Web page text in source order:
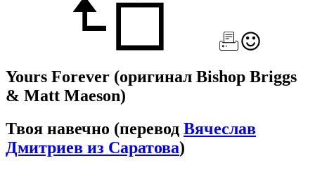
Yours Forever (оригинал Bishop Briggs
& Matt Maeson)
Твоя навечно (перевод Вячеслав
Дмитриев из Саратова)